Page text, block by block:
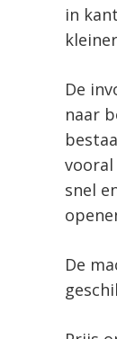
in
De
naar
snel
De